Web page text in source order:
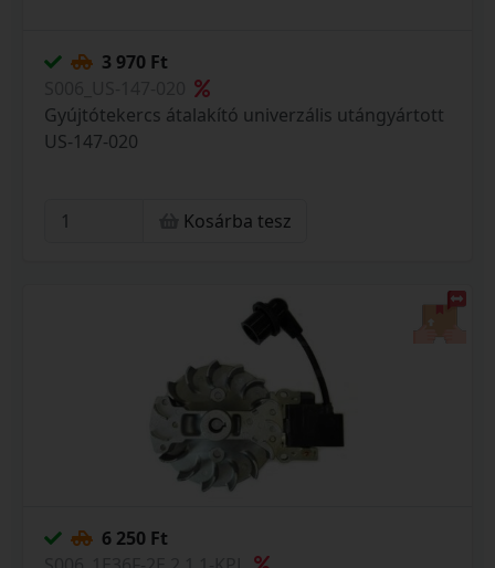
3 970 Ft
Gyújtótekercs átalakító univerzális utángyártott
US-147-020
Kosárba tesz
6 250 Ft